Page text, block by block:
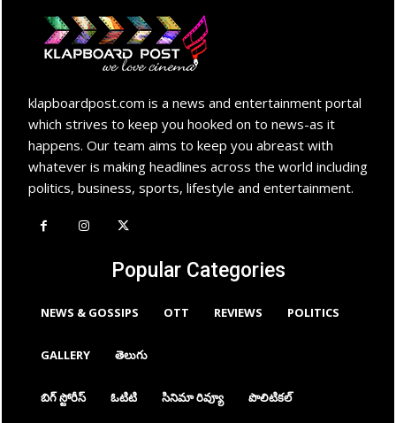
klapboardpost.com is a news and entertainment portal
which strives to keep you hooked on to news-as it
happens. Our team aims to keep you abreast with
whatever is making headlines across the world including
politics, business, sports, lifestyle and entertainment.
Popular Categories
NEWS & GOSSIPS OTT REVIEWS POLITICS
GALLERY తెలుగు
బిగ్ స్టోరీస్ ఓటిటి సినిమా రివ్యూ పొలిటికల్